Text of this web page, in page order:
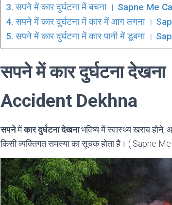
सपने में कार दुर्घटना में बचना । Sapne Me
सपने में कार दुर्घटना में कार में आग लगना ।
सपने में कार दुर्घटना में कार पानी में डूबना ।
सपने में कार दुर्घटना
Accident Dekhna
सपनेमेंकार दुर्घटना देखनाभविष्य में स्वास्थ्य खराब होने,
किसी व्यक्तिगत समस्या का सूचक होता है। ( Sapne